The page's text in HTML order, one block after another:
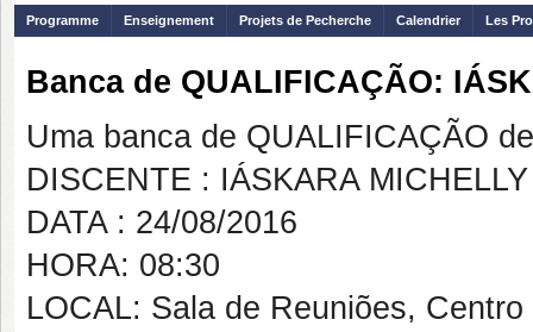
Programme
Enseignement Projets de Pecherche Calendrier Les
Banca de QUALIFICAÇÃO:
Uma banca de QUALIFICAÇÃO
DISCENTE : IÁSKARA
DATA : 24/08/2016
HORA: 08:30
LOCAL: Sala de Reuniões,